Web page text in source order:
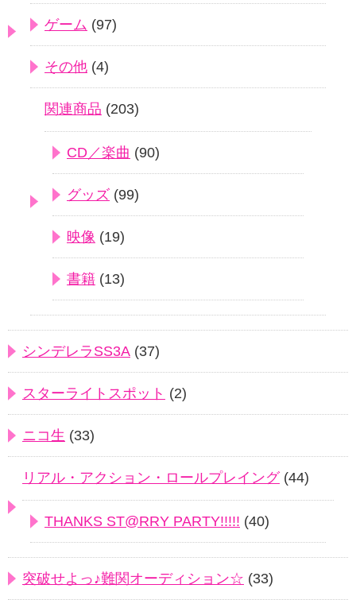
ゲーム (97)
その他 (4)
関連商品 (203)
CD／楽曲 (90)
グッズ (99)
映像 (19)
書籍 (13)
シンデレラSS3A (37)
スターライトスポット (2)
ニコ生 (33)
リアル・アクション・ロールプレイング(44)
THANKS ST@RRY PARTY!!!!! (40)
突破せよっ♪難関オーディション☆ (33)